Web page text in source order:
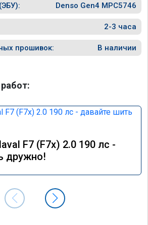
дело. По времени 1,5
Цена конечно
Но результатом
не едет, а летит прям.
Denso Gen4 MPC5746
2-3 часа
прошивок: В наличии
F7 (F7x) 2.0 190 лс -
дружно!